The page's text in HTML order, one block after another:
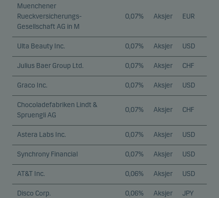
Muenchener
Rueckversicherungs-
Gesellschaft AG in M
0,07% Aksjer EUR
Ulta Beauty Inc. 0,07% Aksjer USD
Julius Baer Group Ltd. 0,07% Aksjer CHF
Graco Inc. 0,07% Aksjer USD
Chocoladefabriken Lindt &
Spruengli AG
0,07% Aksjer CHF
Astera Labs Inc. 0,07% Aksjer USD
Synchrony Financial 0,07% Aksjer USD
AT&T Inc. 0,06% Aksjer USD
Disco Corp. 0,06% Aksjer JPY